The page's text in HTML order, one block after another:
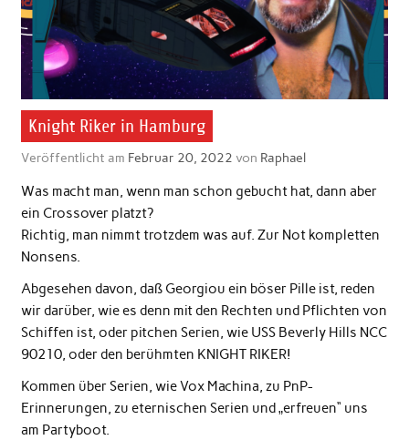
Knight Riker in Hamburg
Veröffentlicht am Februar 20, 2022 von Raphael
Was macht man, wenn man schon gebucht hat, dann aber
ein Crossover platzt?
Richtig, man nimmt trotzdem was auf. Zur Not kompletten
Nonsens.
Abgesehen davon, daß Georgiou ein böser Pille ist, reden
wir darüber, wie es denn mit den Rechten und Pflichten von
Schiffen ist, oder pitchen Serien, wie USS Beverly Hills NCC
90210, oder den berühmten KNIGHT RIKER!
Kommen über Serien, wie Vox Machina, zu PnP-
Erinnerungen, zu eternischen Serien und „erfreuen“ uns
am Partyboot.